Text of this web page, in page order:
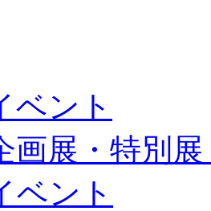
ベント
画展・特別
ベント